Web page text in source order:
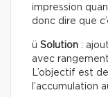
impression
donc dire que
ü Solution :
avec
L’objectif est
l’accumulation